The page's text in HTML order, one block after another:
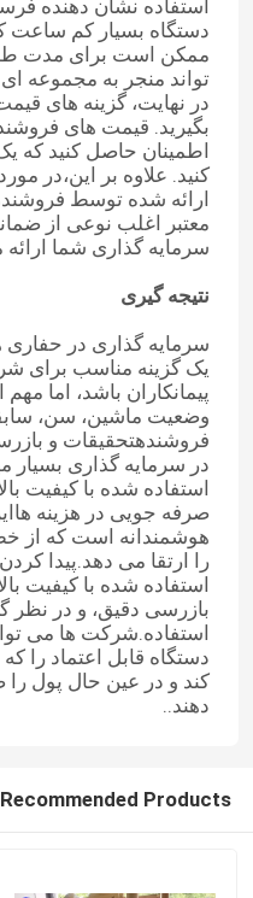
ماشین آلات سنگین
مجموعه دیزل ژنراتور
استفاده نشان دهنده
دستگاه بسیار کم ساعت
ممکن است برای مدت
تواند منجر به مجموعه
در نهایت، گزینه های
بگیرید. قیمت های
اطمینان حاصل کنید که
کنید. علاوه بر این،در
ارائه شده توسط
معتبر اغلب نوعی از
سرمایه گذاری شما
نتیجه گیری
سرمایه گذاری در حفاری
یک گزینه مناسب برای
پیمانکاران باشد، اما
وضعیت ماشین، سن، سابقه
فروشندهتحقیقات و
در سرمایه گذاری بسیار
استفاده شده با کیفیت
صرفه جویی در هزینه
هوشمندانه است که از
را ارتقا می دهد.پیدا
استفاده شده با کیفیت
بازرسی دقیق، و در نظر
استفاده.شرکت ها می
دستگاه قابل اعتماد را که
کند و در عین حال پول
دهند..
Recommended Products